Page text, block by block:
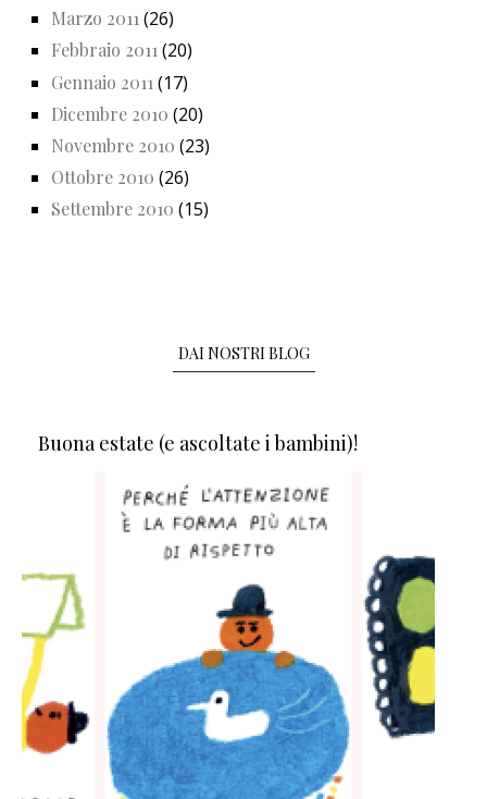
Marzo 2011 (26)
Febbraio 2011(20)
Gennaio 2011 (17)
Dicembre 2010 (20)
Novembre 2010 (23)
Ottobre 2010 (26)
Settembre 2010 (15)
DAI NOSTRI BLOG
Buona estate (e ascoltate i bambini)!